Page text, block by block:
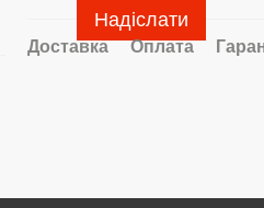
Надіслати
Доставка Оплата